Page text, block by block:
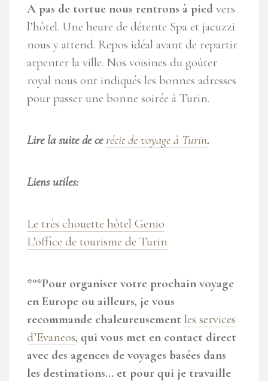
A pas de tortue nous rentrons à pied vers
l’hôtel. Une heure de détente Spa et jacuzzi
nous y attend. Repos idéal avant de repartir
arpenter la ville. Nos voisines du goûter
royal nous ont indiqués les bonnes adresses
pour passer une bonne soirée à Turin.
Lire la suite de cerécit de voyage à Turin.
Liens utiles:
Le très chouette hôtel Genio
L’office de tourisme de Turin
*°*Pour organiser votre prochain voyage
en Europe ou ailleurs, je vous
recommande chaleureusement les services
d’Evaneos, qui vous met en contact direct
avec des agences de voyages basées dans
les destinations… et pour qui je travaille